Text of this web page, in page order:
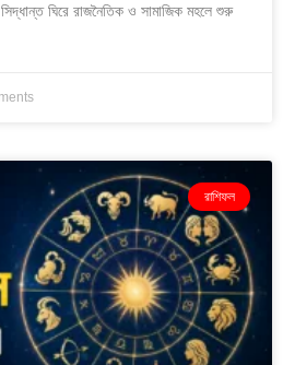
সিদ্ধান্ত ঘিরে রাজনৈতিক ও সামাজিক মহলে শুরু
রাশিফল